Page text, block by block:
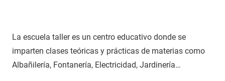
La escuela taller es un centro educativo donde se
imparten clases teóricas y prácticas de materias como
Albañilería, Fontanería, Electricidad, Jardinería…